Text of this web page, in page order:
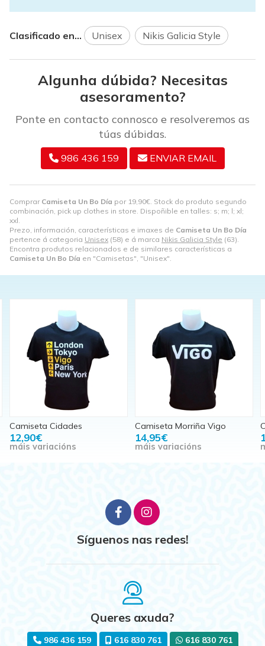
Comprar Camiseta Un Bo Día por 19,90€. Stock do produto segundo
combinación, pick up clothes in store. Dispoñible en talles: s; m; l; xl;
xxl.
Prezo, información, características e imaxes de Camiseta Un Bo Día
pertence á categoria Unisex (58) e á marca Nikis Galicia Style (63).
Encontra produtos relacionados e de similares características a
Camiseta Un Bo Día en "Camisetas", "Unisex".
Clasificado en... Unisex Nikis Galicia Style
Algunha dúbida? Necesitas
asesoramento?
Ponte en contacto connosco e resolveremos as
túas dúbidas.
986 436 159 ENVIAR EMAIL
Camiseta Morriña Vigo
14,95€
máis variacións
Camiseta Morriña VigoRoad
16,95€
máis variacións
Síguenos nas redes!
Queres axuda?
986 436 159 616 830 761 616 830 761